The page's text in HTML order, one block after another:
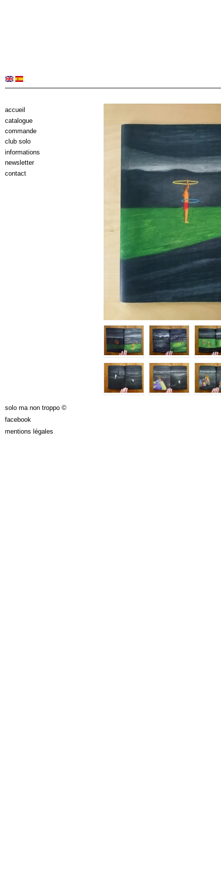
accueil
catalogue
commande
club solo
informations
newsletter
contact
solo ma non troppo ©
facebook
mentions légales